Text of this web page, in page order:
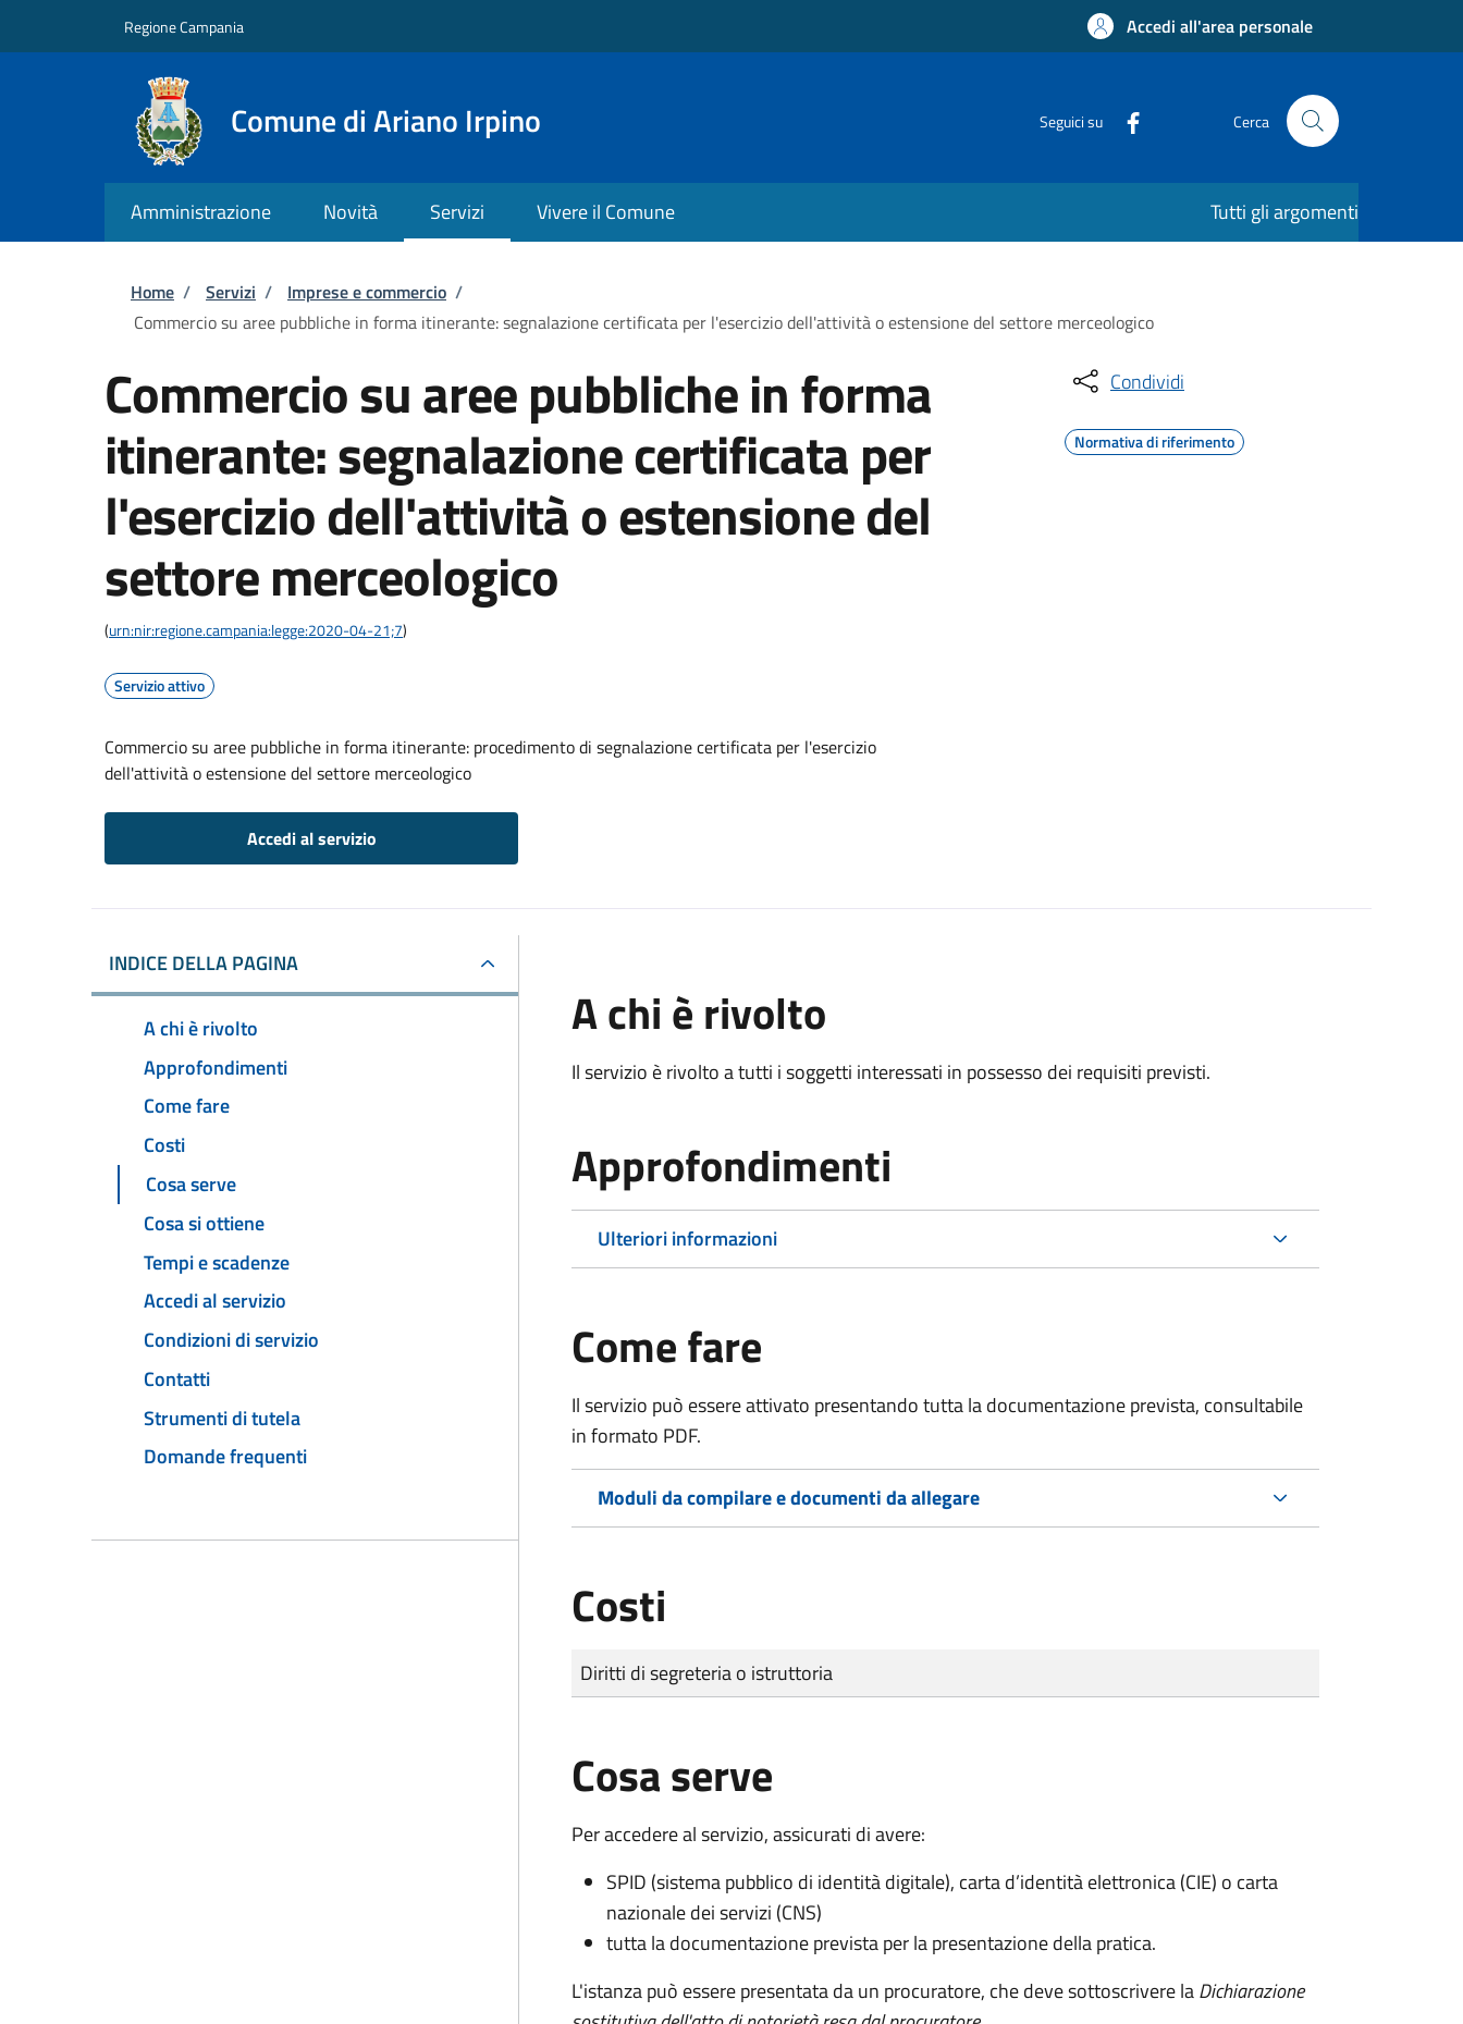
Regione Campania Accedi all'area personale
Comune di Ariano Irpino Seguici su Cerca
Amministrazione Novità Servizi Vivere il Comune Tutti gli argomenti
Briciole di pane
Home / Servizi / Imprese e commercio /
Commercio su aree pubbliche in forma itinerante: segnalazione certificata per l'esercizio dell'attività o estensione del settore merceologico
Commercio su aree pubbliche in forma
itinerante: segnalazione certificata per
l'esercizio dell'attività o estensione del
settore merceologico
(urn:nir:regione.campania:legge:2020-04-21;7)
Servizio attivo
Commercio su aree pubbliche in forma itinerante: procedimento di segnalazione certificata per l'esercizio
dell'attività o estensione del settore merceologico
Accedi al servizio
Condividi
Normativa di riferimento
INDICE DELLA PAGINA
A chi è rivolto
Approfondimenti
Come fare
Costi
Cosa serve
Cosa si ottiene
Tempi e scadenze
Accedi al servizio
Condizioni di servizio
Contatti
Strumenti di tutela
Domande frequenti
A chi è rivolto
Il servizio è rivolto a tutti i soggetti interessati in possesso dei requisiti previsti.
Approfondimenti
Ulteriori informazioni
Come fare
Il servizio può essere attivato presentando tutta la documentazione prevista, consultabile
in formato PDF.
Moduli da compilare e documenti da allegare
Costi
Tipo di pagamento
Importo
Diritti di segreteria o istruttoria
Cosa serve
Per accedere al servizio, assicurati di avere:
SPID (sistema pubblico di identità digitale), carta d’identità elettronica (CIE) o carta
nazionale dei servizi (CNS)
tutta la documentazione prevista per la presentazione della pratica.
L'istanza può essere presentata da un procuratore, che deve sottoscrivere laDichiarazione